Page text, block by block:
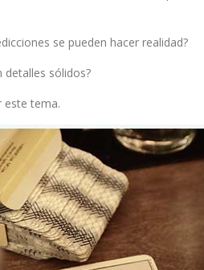
se pueden hacer realidad?
detalles sólidos?
este tema.